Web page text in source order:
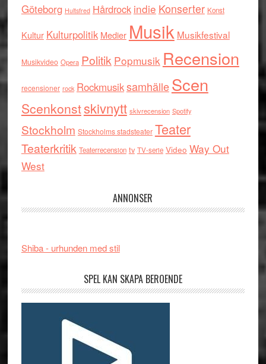
Göteborg Hultsfred Hårdrock indie Konserter Konst
Kultur Kulturpolitik Medier Musik Musikfestival
Musikvideo Opera Politik Popmusik Recension
recensioner rock RockmusiksamhälleScen
Scenkonstskivnytt skivrecension Spotify
Stockholm Stockholms stadsteater Teater
Teaterkritik Teaterrecension tv TV-serie Video Way Out
West
ANNONSER
Shiba - urhunden med stil
SPEL KAN SKAPA BEROENDE